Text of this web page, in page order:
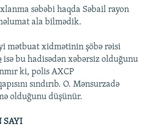
səbəbi haqda Səbail rayon
ala bilmədik.
mətbuat xidmətinin şöbə rəisi
isə bu hadisədən xəbərsiz olduğunu
ki, polis AXCP
sındırıb. O. Mənsurzadə
olduğunu düşünür.
SAYI